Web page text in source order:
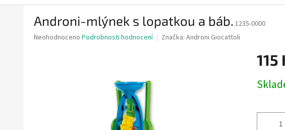
Androni-mlýnek s lopatkou a báb. 1235-0000
Průměrné
Neohodnoceno Podrobnosti hodnocení Značka: Androni Giocattoli
115
cena: